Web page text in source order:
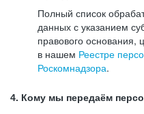
Полный список
данных с указанием
правового основания,
в нашем Реестре
Роскомнадзора.
4. Кому мы передаём